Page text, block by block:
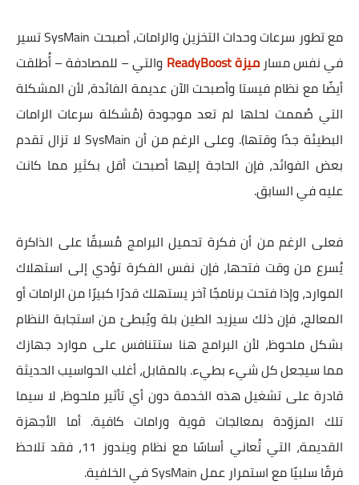
مع تطور سرعات وحدات التخزين والرامات، أصبحت SysMain تسير
في نفس مسارميزة ReadyBoost
والتي – للمصادفة – أُطلقت
أيضًا مع نظام فيستا وأصبحت الآن عديمة الفائدة، لأن المشكلة
التي صُممت لحلها لم تعد موجودة (مُشكلة سرعات الرامات
البطيئة جدًا وقتها). وعلى الرغم من أن SysMain لا تزال تقدم
بعض الفوائد، فإن الحاجة إليها أصبحت أقل بكثير مما كانت
عليه في السابق.
فعلى الرغم من أن فكرة تحميل البرامج مُسبقًا على الذاكرة
يُسرع من وقت فتحها، فإن نفس الفكرة تؤدي إلى استهلاك
الموارد، وإذا فتحت برنامجًا آخر يستهلك قدرًا كبيرًا من الرامات أو
المعالج، فإن ذلك سيزيد الطين بلة ويُبطئ من استجابة النظام
بشكل ملحوظ، لأن البرامج هنا ستتنافس على موارد جهازك
مما سيجعل كل شيء بطيء. بالمقابل، أغلب الحواسيب الحديثة
قادرة على تشغيل هذه الخدمة دون أي تأثير ملحوظ، لا سيما
تلك المزوّدة بمعالجات قوية ورامات كافية. أما الأجهزة
القديمة، التي تُعاني أساسًا مع نظام ويندوز 11، فقد تلاحظ
فرقًا سلبيًا مع استمرار عمل SysMain في الخلفية.